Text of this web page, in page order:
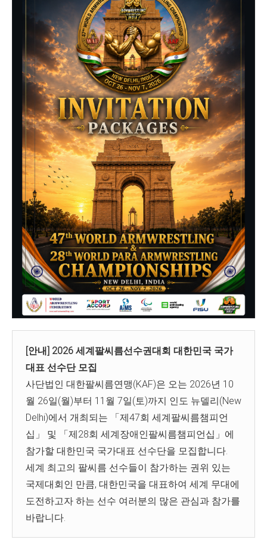
[안내] 2026 세계팔씨름선수권대회 대한민국 국가
대표 선수단 모집
사단법인 대한팔씨름연맹(KAF)은 오는 2026년 10
월 26일(월)부터 11월 7일(토)까지 인도 뉴델리(New
Delhi)에서 개최되는 「제47회 세계팔씨름챔피언
십」 및 「제28회 세계장애인팔씨름챔피언십」에
참가할 대한민국 국가대표 선수단을 모집합니다.
세계 최고의 팔씨름 선수들이 참가하는 권위 있는
국제대회인 만큼, 대한민국을 대표하여 세계 무대에
도전하고자 하는 선수 여러분의 많은 관심과 참가를
바랍니다.